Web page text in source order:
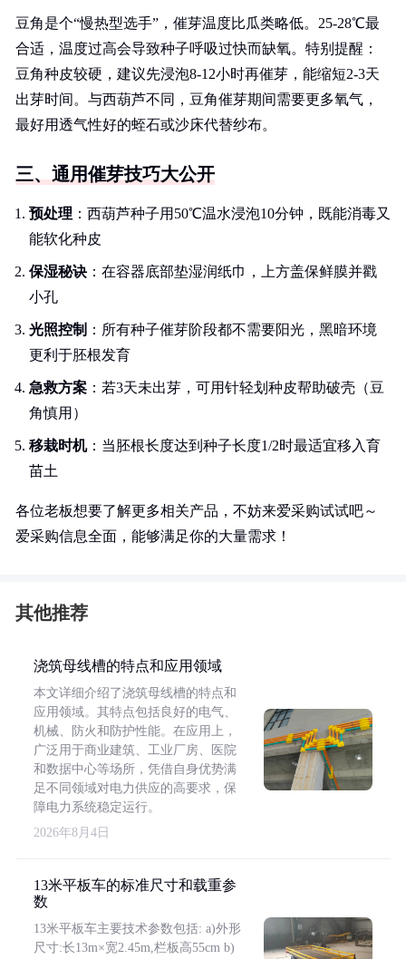
豆角是个“慢热型选手”，催芽温度比瓜类略低。25-28℃最
合适，温度过高会导致种子呼吸过快而缺氧。特别提醒：
豆角种皮较硬，建议先浸泡8-12小时再催芽，能缩短2-3天
出芽时间。与西葫芦不同，豆角催芽期间需要更多氧气，
最好用透气性好的蛭石或沙床代替纱布。
三、通用催芽技巧大公开
预处理 ：西葫芦种子用50℃温水浸泡10分钟，既能消毒又
能软化种皮
保湿秘诀 ：在容器底部垫湿润纸巾，上方盖保鲜膜并戳
小孔
光照控制 ：所有种子催芽阶段都不需要阳光，黑暗环境
更利于胚根发育
急救方案 ：若3天未出芽，可用针轻划种皮帮助破壳（豆
角慎用）
移栽时机：当胚根长度达到种子长度1/2时最适宜移入育
苗土
各位老板想要了解更多相关产品，不妨来爱采购试试吧～
爱采购信息全面，能够满足你的大量需求！
其他推荐
浇筑母线槽的特点和应用领域
本文详细介绍了浇筑母线槽的特点和
应用领域。其特点包括良好的电气、
机械、防火和防护性能。在应用上，
广泛用于商业建筑、工业厂房、医院
和数据中心等场所，凭借自身优势满
足不同领域对电力供应的高要求，保
障电力系统稳定运行。
2026年8月4日
13米平板车的标准尺寸和载重参
数
13米平板车主要技术参数包括: a)外形
尺寸:长13m×宽2.45m,栏板高55cm b)